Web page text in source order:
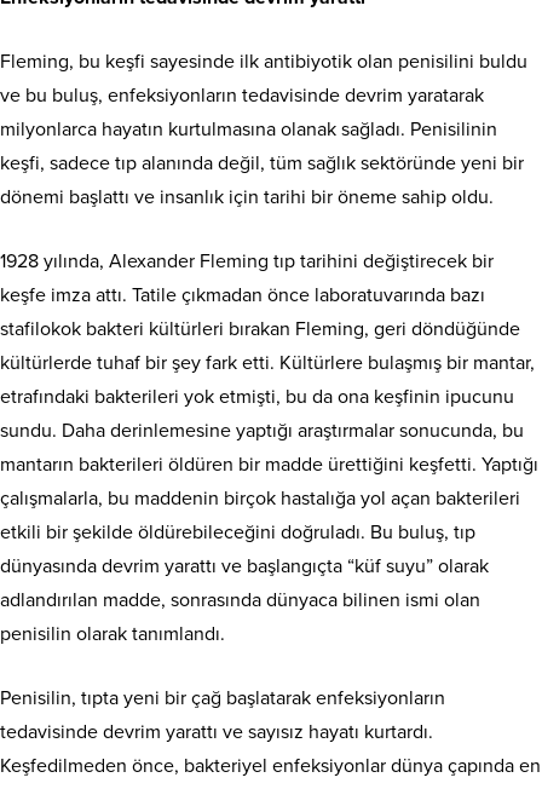
Fleming, bu keşfi sayesinde ilk antibiyotik olan penisilini buldu
ve bu buluş, enfeksiyonların tedavisinde devrim yaratarak
milyonlarca hayatın kurtulmasına olanak sağladı. Penisilinin
keşfi, sadece tıp alanında değil, tüm sağlık sektöründe yeni bir
dönemi başlattı ve insanlık için tarihi bir öneme sahip oldu.
1928 yılında, Alexander Fleming tıp tarihini değiştirecek bir
keşfe imza attı. Tatile çıkmadan önce laboratuvarında bazı
stafilokok bakteri kültürleri bırakan Fleming, geri döndüğünde
kültürlerde tuhaf bir şey fark etti. Kültürlere bulaşmış bir mantar,
etrafındaki bakterileri yok etmişti, bu da ona keşfinin ipucunu
sundu. Daha derinlemesine yaptığı araştırmalar sonucunda, bu
mantarın bakterileri öldüren bir madde ürettiğini keşfetti. Yaptığı
çalışmalarla, bu maddenin birçok hastalığa yol açan bakterileri
etkili bir şekilde öldürebileceğini doğruladı. Bu buluş, tıp
dünyasında devrim yarattı ve başlangıçta “küf suyu” olarak
adlandırılan madde, sonrasında dünyaca bilinen ismi olan
penisilin olarak tanımlandı.
Penisilin, tıpta yeni bir çağ başlatarak enfeksiyonların
tedavisinde devrim yarattı ve sayısız hayatı kurtardı.
Keşfedilmeden önce, bakteriyel enfeksiyonlar dünya çapında en